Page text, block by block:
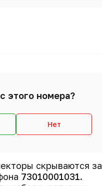
этого номера?
Нет
скрываются за
73010001031.